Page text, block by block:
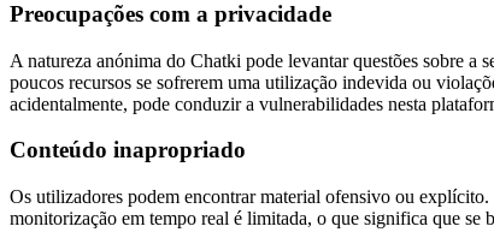
Preocupações com a privacidade
A natureza anónima do Chatki pode levantar questões sobre a
poucos recursos se sofrerem uma utilização indevida ou
acidentalmente, pode conduzir a vulnerabilidades nesta
Conteúdo inapropriado
Os utilizadores podem encontrar material ofensivo ou
monitorização em tempo real é limitada, o que significa que se